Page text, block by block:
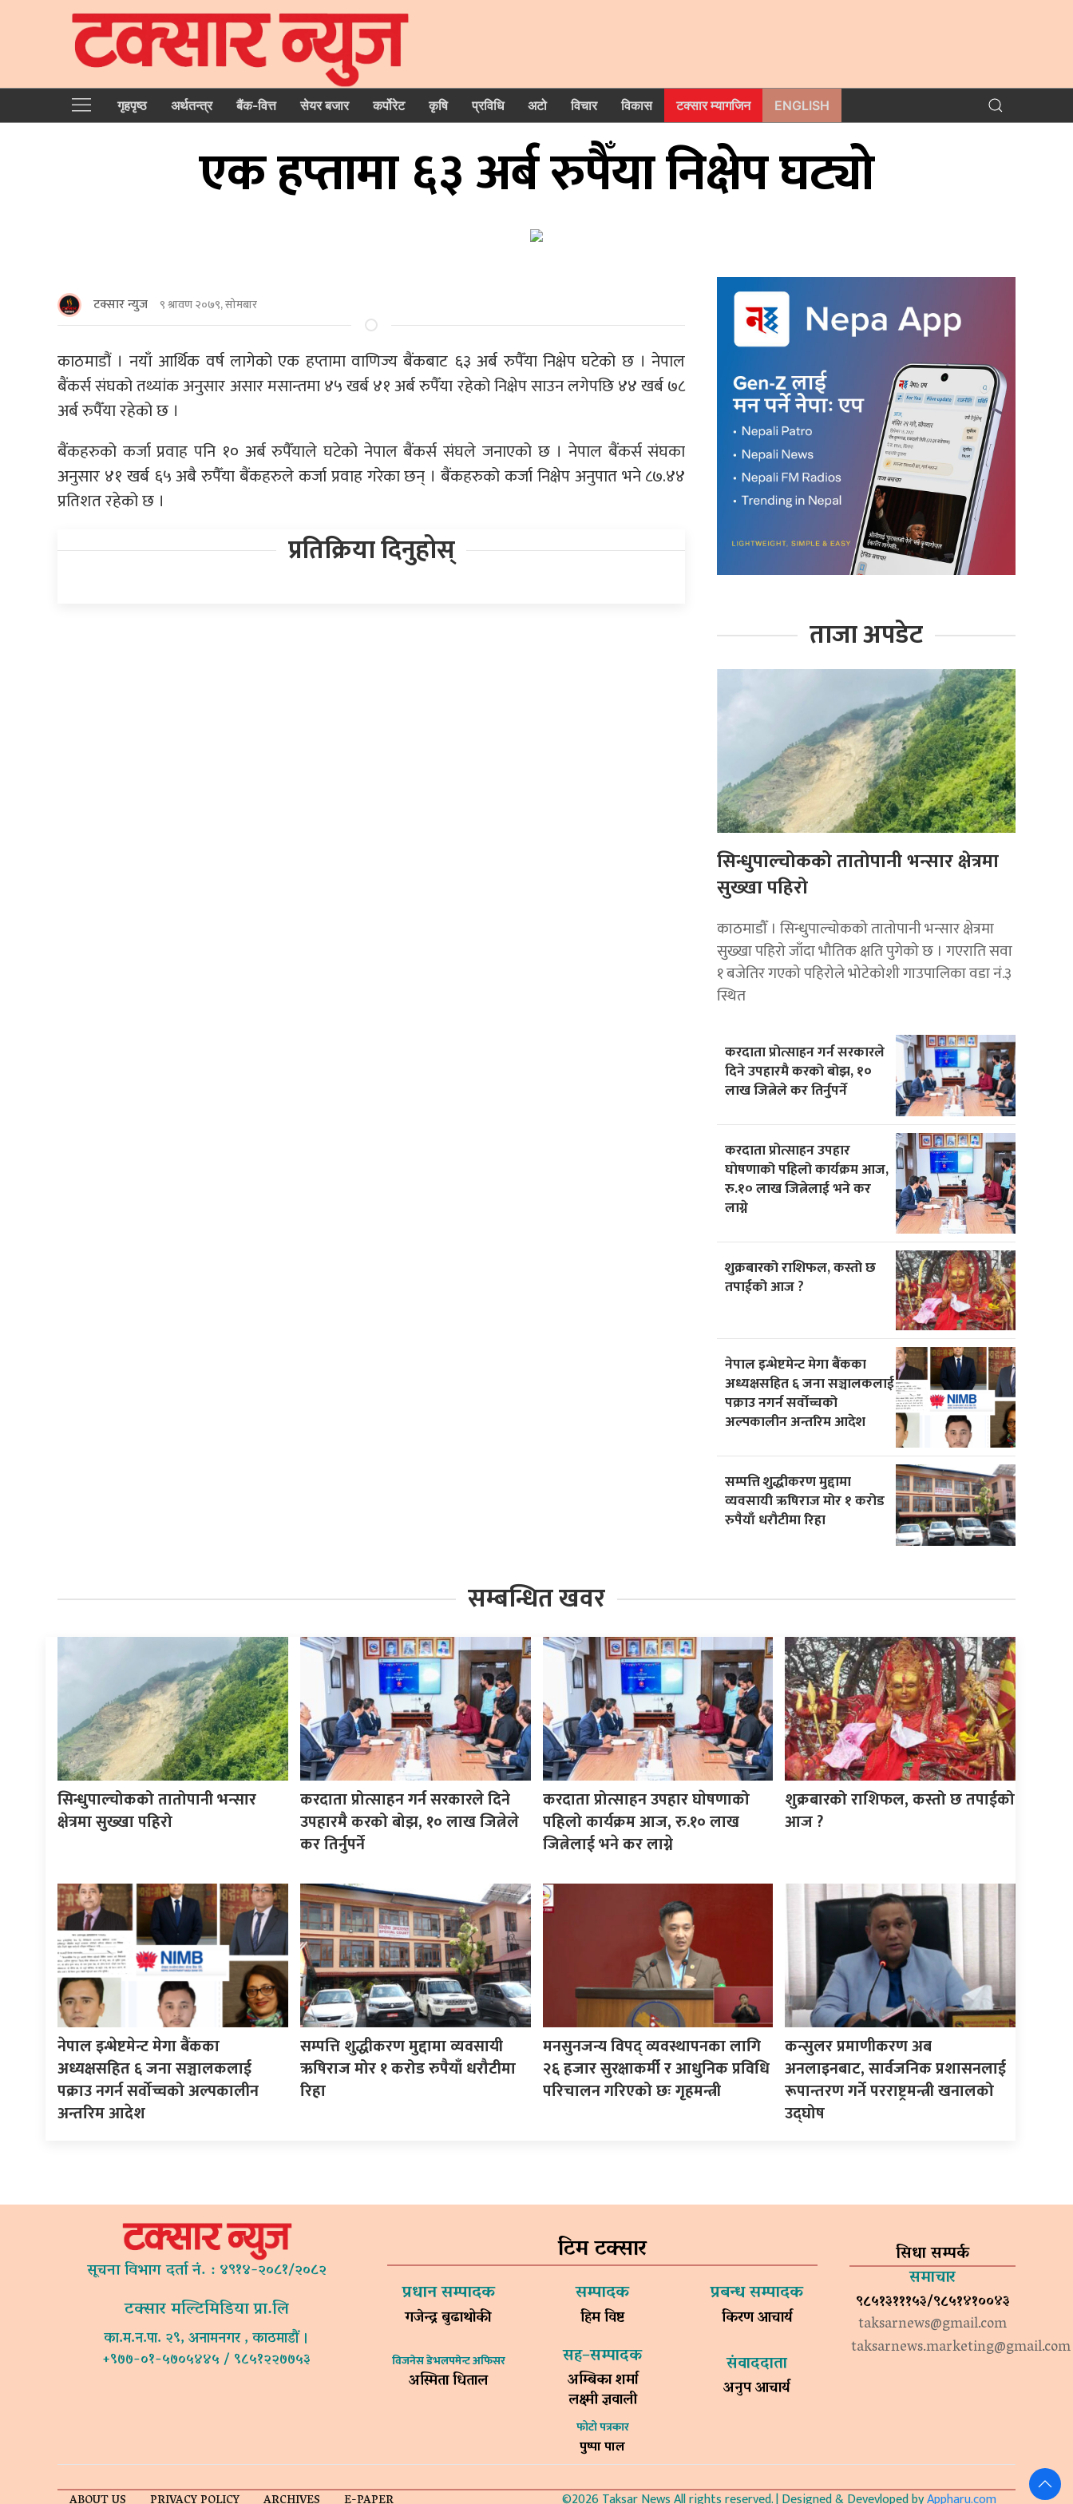
गृहपृष्‍ठ अर्थतन्त्र बैंक-वित्त सेयर बजार कर्पोरेट कृषि प्रविधि अटो विचार विकास टक्सार म्यागजिन ENGLISH
एक हप्तामा ६३ अर्ब रुपैँया निक्षेप घट्यो
टक्सार न्युज ९ श्रावण २०७९, सोमबार
काठमाडौं । नयाँ आर्थिक वर्ष लागेको एक हप्तामा वाणिज्य बैंकबाट ६३ अर्ब रुपैँया निक्षेप घटेको छ । नेपाल
बैंकर्स संघको तथ्यांक अनुसार असार मसान्तमा ४५ खर्ब ४१ अर्ब रुपैँया रहेको निक्षेप साउन लगेपछि ४४ खर्ब ७८
अर्ब रुपैँया रहेको छ ।
बैंकहरुको कर्जा प्रवाह पनि १० अर्ब रुपैँयाले घटेको नेपाल बैंकर्स संघले जनाएको छ । नेपाल बैंकर्स संघका
अनुसार ४१ खर्ब ६५ अबै रुपैँया बैंकहरुले कर्जा प्रवाह गरेका छन् । बैंकहरुको कर्जा निक्षेप अनुपात भने ८७.४४
प्रतिशत रहेको छ ।
प्रतिक्रिया दिनुहोस्
ताजा अपडेट
सिन्धुपाल्चोकको तातोपानी भन्सार क्षेत्रमा
सुख्खा पहिरो
काठमाडौँ । सिन्धुपाल्चोकको तातोपानी भन्सार क्षेत्रमा
सुख्खा पहिरो जाँदा भौतिक क्षति पुगेको छ । गएराति सवा
१ बजेतिर गएको पहिरोले भोटेकोशी गाउपालिका वडा नं.३
स्थित
करदाता प्रोत्साहन गर्न सरकारले
दिने उपहारमै करको बोझ, १०
लाख जित्नेले कर तिर्नुपर्ने
करदाता प्रोत्साहन उपहार
घाेषणाको पहिलो कार्यक्रम आज,
रु.१० लाख जित्नेलाई भने कर
लाग्ने
शुक्रबारको राशिफल, कस्तो छ
तपाईको आज ?
नेपाल इन्भेष्टमेन्ट मेगा बैंकका
अध्यक्षसहित ६ जना सञ्चालकलाई
पक्राउ नगर्न सर्वोच्चको
अल्पकालीन अन्तरिम आदेश
सम्पत्ति शुद्धीकरण मुद्दामा
व्यवसायी ऋषिराज मोर १ करोड
रुपैयाँ धरौटीमा रिहा
सम्बन्धित खवर
सिन्धुपाल्चोकको तातोपानी भन्सार
क्षेत्रमा सुख्खा पहिरो
करदाता प्रोत्साहन गर्न सरकारले दिने
उपहारमै करको बोझ, १० लाख जित्नेले
कर तिर्नुपर्ने
करदाता प्रोत्साहन उपहार घाेषणाको
पहिलो कार्यक्रम आज, रु.१० लाख
जित्नेलाई भने कर लाग्ने
शुक्रबारको राशिफल, कस्तो छ तपाईको
आज ?
नेपाल इन्भेष्टमेन्ट मेगा बैंकका
अध्यक्षसहित ६ जना सञ्चालकलाई
पक्राउ नगर्न सर्वोच्चको अल्पकालीन
अन्तरिम आदेश
सम्पत्ति शुद्धीकरण मुद्दामा व्यवसायी
ऋषिराज मोर १ करोड रुपैयाँ धरौटीमा
रिहा
मनसुनजन्य विपद् व्यवस्थापनका लागि
२६ हजार सुरक्षाकर्मी र आधुनिक प्रविधि
परिचालन गरिएको छः गृहमन्त्री
कन्सुलर प्रमाणीकरण अब
अनलाइनबाट, सार्वजनिक प्रशासनलाई
रूपान्तरण गर्ने परराष्ट्रमन्त्री खनालको
उद्घोष
सूचना विभाग दर्ता नं. : ४९१४-२०८१/२०८२
टक्सार मल्टिमिडिया प्रा.लि
का.म.न.पा. २९, अनामनगर , काठमाडौं ।
+९७७-०१-५७०५४४५ / ९८५१२२७७५३
टिम टक्सार
प्रधान सम्पादक
गजेन्द्र बुढाथोकी
सम्पादक
हिम विष्ट
प्रबन्ध सम्पादक
किरण आचार्य
विजनेस डेभलपमेन्ट अफिसर
अस्मिता धिताल
सह–सम्पादक
अम्बिका शर्मा
लक्ष्मी ज्ञवाली
फोटो पत्रकार
पुष्पा पाल
संवाददाता
अनुप आचार्य
सिधा सम्पर्क
समाचार
९८५१३१११५३/९८५१४१००४३
taksarnews@gmail.com
taksarnews.marketing@gmail.com
©2026 Taksar News All rights reserved. | Designed & Devevloped byAppharu.com